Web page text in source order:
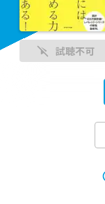
試聴不可